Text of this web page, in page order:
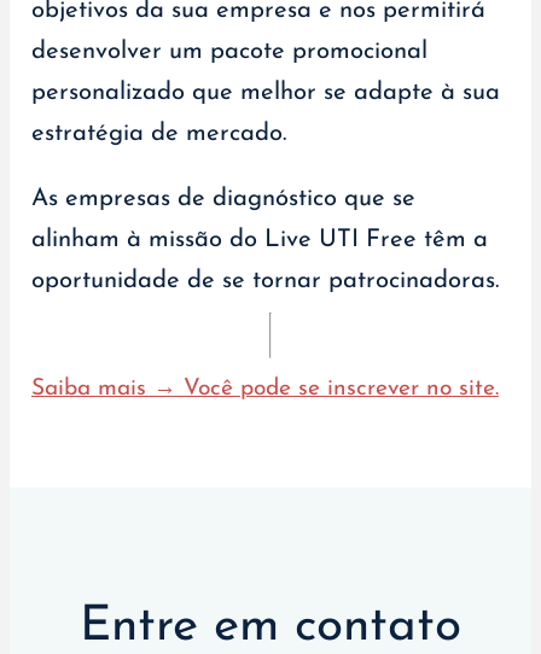
objetivos da sua empresa e nos permitirá
desenvolver um pacote promocional
personalizado que melhor se adapte à sua
estratégia de mercado.
As empresas de diagnóstico que se
alinham à missão do Live UTI Free têm a
oportunidade de se tornar patrocinadoras.
Saiba mais → Você pode se inscrever no site.
Entre em contato